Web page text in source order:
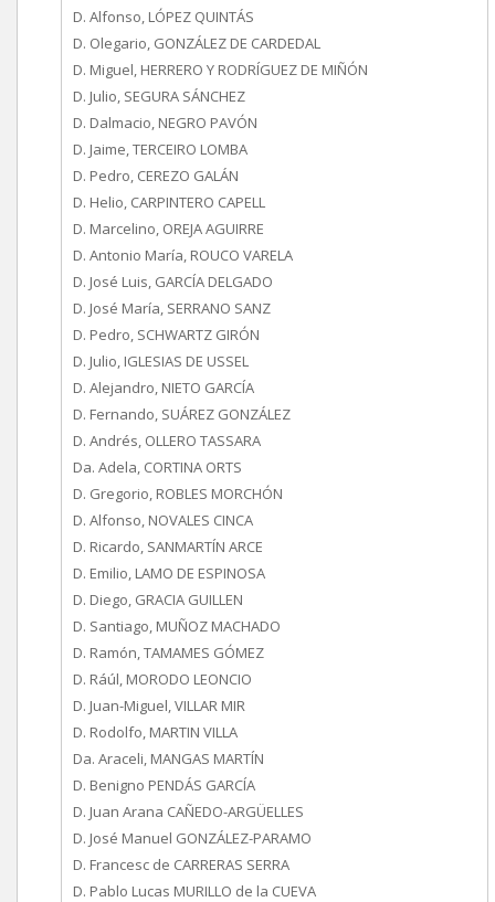
D. Alfonso, LÓPEZ QUINTÁS
D. Olegario, GONZÁLEZ DE CARDEDAL
D. Miguel, HERRERO Y RODRÍGUEZ DE MIÑÓN
D. Julio, SEGURA SÁNCHEZ
D. Dalmacio, NEGRO PAVÓN
D. Jaime, TERCEIRO LOMBA
D. Pedro, CEREZO GALÁN
D. Helio, CARPINTERO CAPELL
D. Marcelino, OREJA AGUIRRE
D. Antonio María, ROUCO VARELA
D. José Luis, GARCÍA DELGADO
D. José María, SERRANO SANZ
D. Pedro, SCHWARTZ GIRÓN
D. Julio, IGLESIAS DE USSEL
D. Alejandro, NIETO GARCÍA
D. Fernando, SUÁREZ GONZÁLEZ
D. Andrés, OLLERO TASSARA
Da. Adela, CORTINA ORTS
D. Gregorio, ROBLES MORCHÓN
D. Alfonso, NOVALES CINCA
D. Ricardo, SANMARTÍN ARCE
D. Emilio, LAMO DE ESPINOSA
D. Diego, GRACIA GUILLEN
D. Santiago, MUÑOZ MACHADO
D. Ramón, TAMAMES GÓMEZ
D. Ráúl, MORODO LEONCIO
D. Juan-Miguel, VILLAR MIR
D. Rodolfo, MARTIN VILLA
Da. Araceli, MANGAS MARTÍN
D. Benigno PENDÁS GARCÍA
D. Juan Arana CAÑEDO-ARGÜELLES
D. José Manuel GONZÁLEZ-PARAMO
D. Francesc de CARRERAS SERRA
D. Pablo Lucas MURILLO de la CUEVA